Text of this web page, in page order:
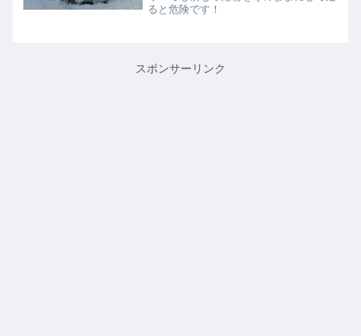
ると危険です！
スポンサーリンク